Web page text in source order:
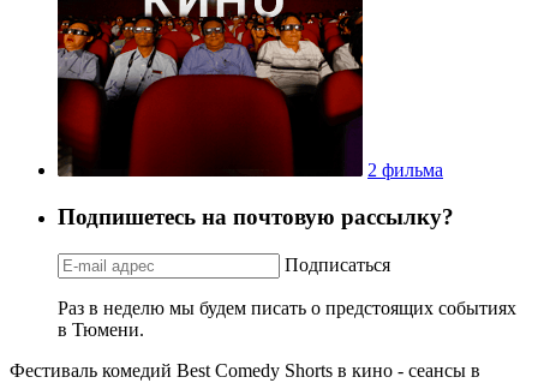
2 фильма
Подпишетесь на почтовую рассылку?
Подписаться
Раз в неделю мы будем писать о предстоящих событиях
в Тюмени.
Фестиваль комедий Best Comedy Shorts в кино - сеансы в